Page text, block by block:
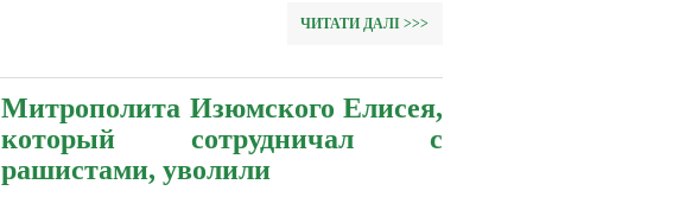
ЧИТАТИ ДАЛІ >>>
Митрополита Изюмского Елисея,
который сотрудничал с
рашистами, уволили